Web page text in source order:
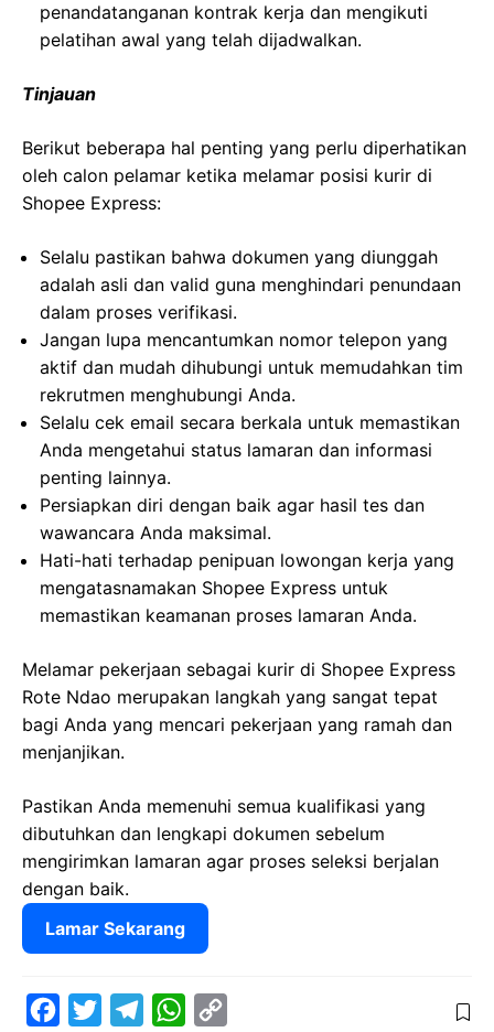
penandatanganan kontrak kerja dan mengikuti
pelatihan awal yang telah dijadwalkan.
Tinjauan
Berikut beberapa hal penting yang perlu diperhatikan
oleh calon pelamar ketika melamar posisi kurir di
Shopee Express:
Selalu pastikan bahwa dokumen yang diunggah
adalah asli dan valid guna menghindari penundaan
dalam proses verifikasi.
Jangan lupa mencantumkan nomor telepon yang
aktif dan mudah dihubungi untuk memudahkan tim
rekrutmen menghubungi Anda.
Selalu cek email secara berkala untuk memastikan
Anda mengetahui status lamaran dan informasi
penting lainnya.
Persiapkan diri dengan baik agar hasil tes dan
wawancara Anda maksimal.
Hati-hati terhadap penipuan lowongan kerja yang
mengatasnamakan Shopee Express untuk
memastikan keamanan proses lamaran Anda.
Melamar pekerjaan sebagai kurir di Shopee Express
Rote Ndao merupakan langkah yang sangat tepat
bagi Anda yang mencari pekerjaan yang ramah dan
menjanjikan.
Pastikan Anda memenuhi semua kualifikasi yang
dibutuhkan dan lengkapi dokumen sebelum
mengirimkan lamaran agar proses seleksi berjalan
dengan baik.
Lamar Sekarang
W